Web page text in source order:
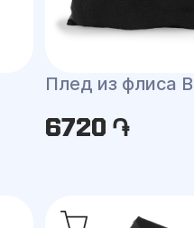
Плед из флиса
6720 ֏